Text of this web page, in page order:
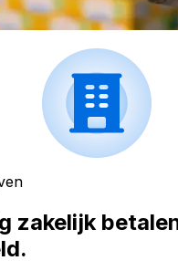
zakelijk